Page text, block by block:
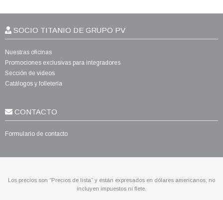
SOCIO TITANIO DE GRUPO PV
Nuestras oficinas
Promociones exclusivas para integradores
Sección de videos
Catálogos y folletería
CONTACTO
Formulario de contacto
Los precios son “Precios de lista” y están expresados en dólares americanos, no
incluyen impuestos ni flete.